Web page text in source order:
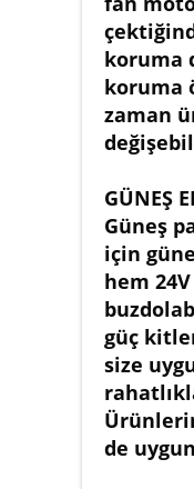
koruma
koruma
zaman
GÜNEŞ
Güneş
için
hem
güç
size
de